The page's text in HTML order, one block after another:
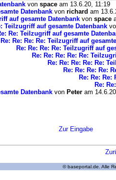
von space am 13.6.20, 11:19
Datenbank von richard am
auf gesamte Datenbank von space
Teilzugriff auf gesamte Datenbank
Re: Teilzugriff auf gesamte
Re: Re: Re: Re: Teilzugriff auf
Re: Re: Re: Re: Teilzugriff auf
Re: Re: Re: Re: Re:
Re: Re: Re: Re: Re:
Re: Re: Re: Re:
Re: Re: Re:
Re:
Datenbank von Peter am
Zur Eingabe
© baseportal.de. Alle